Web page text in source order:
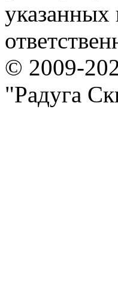
указанных
© 2009-
"Радуга